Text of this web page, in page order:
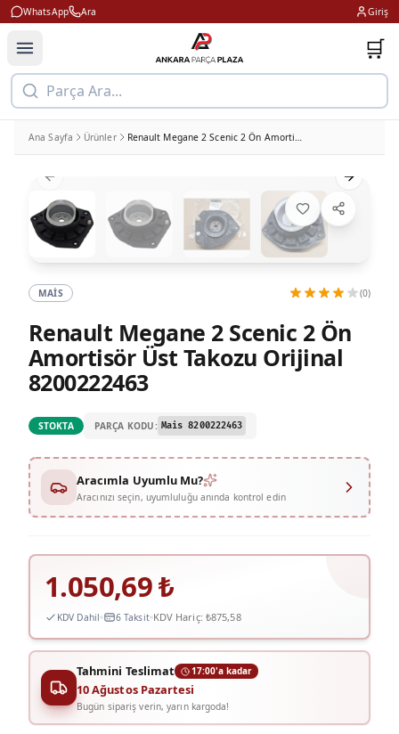
WhatsApp Ara Giriş
🛒
Parça Ara...
Ana Sayfa Ürünler Renault Megane 2 Scenic 2 Ön Amortisör Üst Takozu Orijinal 8200222463
Previous slide Next
MAIS (0)
Renault Megane 2 Scenic 2 Ön
Amortisör Üst Takozu Orijinal
8200222463
STOKTA PARÇA KODU: Mais 8200222463
Aracımla Uyumlu Mu?
Aracınızı seçin, uyumluluğu anında kontrol edin
1.050,69₺
KDV Dahil 6 Taksit KDV Hariç: ₺875,58
Tahmini Teslimat 17:00'a kadar
10 Ağustos Pazartesi
Bugün sipariş verin, yarın kargoda!